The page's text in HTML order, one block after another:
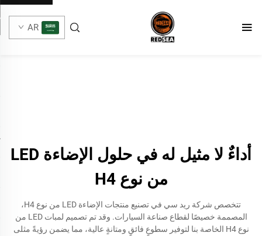
AR
أداءٌ لا مثيل له في حلول الإضاءة LED
من نوع H4
تتخصص شركة ريد سي في تصنيع منتجات الإضاءة LED من نوع H4،
المصممة خصيصًا لقطاع صناعة السيارات. وقد تم تصميم لمبات LED من
نوع H4 الخاصة بنا لتوفير سطوعٍ فائقٍ ومتانةٍ عالية، مما يضمن رؤيةً مثلى